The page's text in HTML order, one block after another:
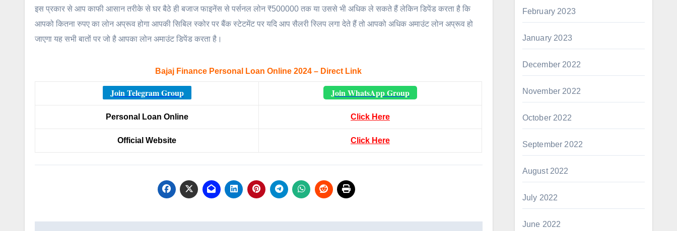
इस प्रकार से आप काफी आसान तरीके से घर बैठे ही बजाज फाइनेंस से पर्सनल लोन ₹500000 तक या उससे भी अधिक ले सकते हैं लेकिन डिपेंड करता है कि
आपको कितना रुपए का लोन अप्रूव होगा आपकी सिबिल स्कोर पर बैंक स्टेटमेंट पर यदि आप सैलरी स्लिप लगा देते हैं तो आपको अधिक अमाउंट लोन अप्रूव हो
जाएगा यह सभी बातों पर जो है आपका लोन अमाउंट डिपेंड करता है।
Bajaj Finance Personal Loan Online 2024 – Direct Link
Join Telegram Group Join WhatsApp Group
Personal Loan Online Click Here
Official Website Click Here
February 2023
January 2023
December 2022
November 2022
October 2022
September 2022
August 2022
July 2022
June 2022